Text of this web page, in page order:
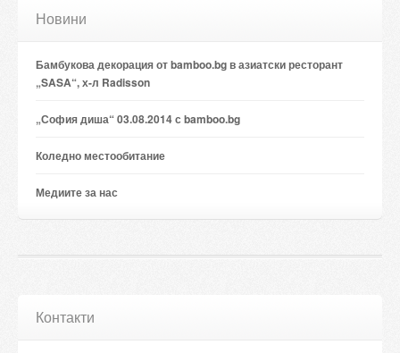
Новини
Бамбукова декорация от bamboo.bg в азиатски ресторант
„SASA“, х-л Radisson
„София диша“ 03.08.2014 с bamboo.bg
Коледно местообитание
Медиите за нас
Контакти